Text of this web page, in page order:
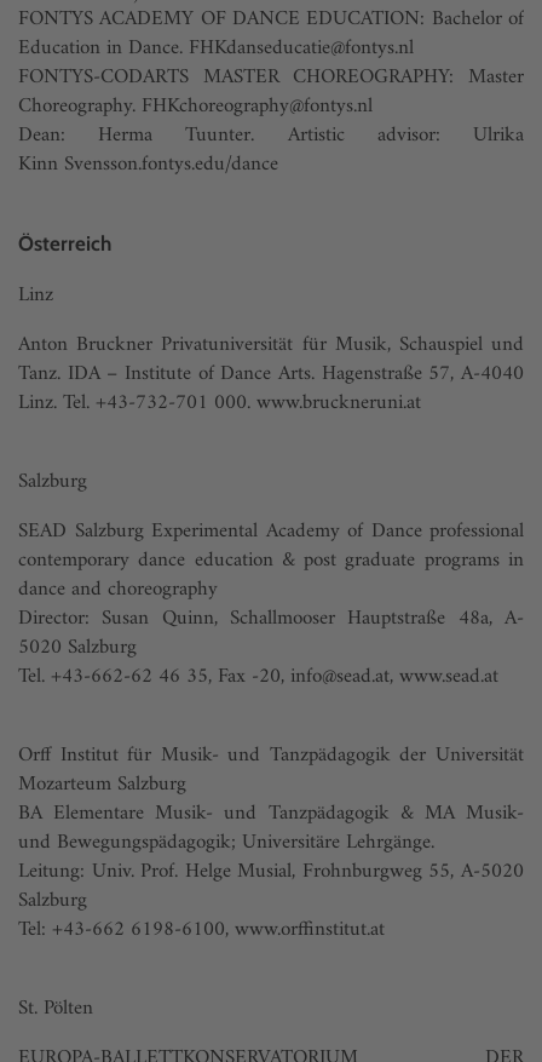
FONTYS ACADEMY OF DANCE EDUCATION: Bachelor of
Education in Dance. FHKdanseducatie@fontys.nl
FONTYS-CODARTS MASTER CHOREOGRAPHY: Master
Choreography. FHKchoreography@fontys.nl
Dean: Herma Tuunter. Artistic advisor: Ulrika
Kinn Svensson.fontys.edu/dance
Österreich
Linz
Anton Bruckner Privatuniversität für Musik, Schauspiel und
Tanz. IDA – Institute of Dance Arts. Hagenstraße 57, A-4040
Linz. Tel. +43-732-701 000.www.bruckneruni.at
Salzburg
SEAD Salzburg Experimental Academy of Dance professional
contemporary dance education & post graduate programs in
dance and choreography
Director: Susan Quinn, Schallmooser Hauptstraße 48a, A-
5020 Salzburg
Tel. +43-662-62 46 35, Fax -20, info@sead.at,www.sead.at
Orff Institut für Musik- und Tanzpädagogik der Universität
Mozarteum Salzburg
BA Elementare Musik- und Tanzpädagogik & MA Musik-
und Bewegungspädagogik; Universitäre Lehrgänge.
Leitung: Univ. Prof. Helge Musial, Frohnburgweg 55, A-5020
Salzburg
Tel: +43-662 6198-6100,www.orffinstitut.at
St. Pölten